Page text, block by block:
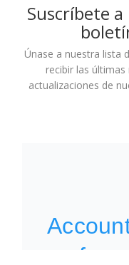
Suscríbete
Únase a nuestra lista
recibir las
actualizaciones de